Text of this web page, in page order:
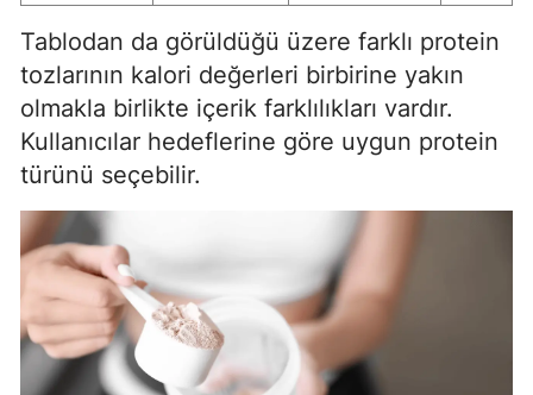
Tablodan da görüldüğü üzere farklı protein
tozlarının kalori değerleri birbirine yakın
olmakla birlikte içerik farklılıkları vardır.
Kullanıcılar hedeflerine göre uygun protein
türünü seçebilir.